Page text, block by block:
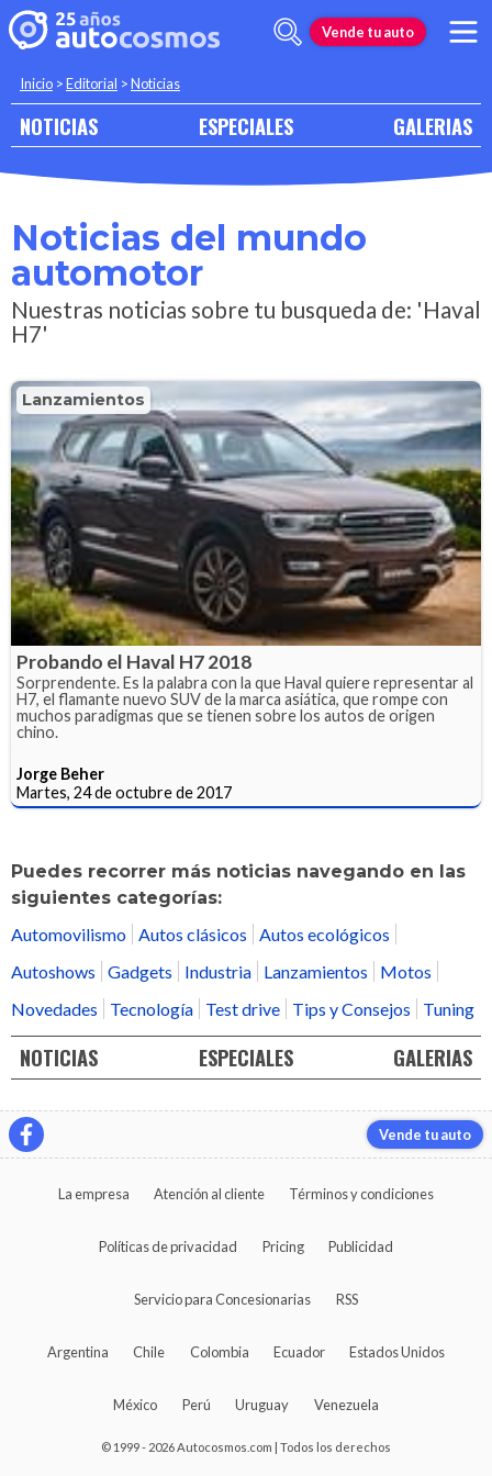
Vende tu auto
Inicio >Editorial >Noticias
NOTICIAS ESPECIALES GALERIAS
Noticias del mundo
automotor
Nuestras noticias sobre tu busqueda de: 'Haval
H7'
Lanzamientos
Probando el Haval H7 2018
Sorprendente. Es la palabra con la que Haval quiere representar al
H7, el flamante nuevo SUV de la marca asiática, que rompe con
muchos paradigmas que se tienen sobre los autos de origen
chino.
Jorge Beher
Martes, 24 de octubre de 2017
Puedes recorrer más noticias navegando en las
siguientes categorías:
Automovilismo Autos clásicos
Autos ecológicos
Autoshows
Gadgets Industria Lanzamientos
Motos
Novedades
Tecnología Test drive Tips y Consejos Tuning
NOTICIAS ESPECIALES GALERIAS
Vende tu auto
La empresa Atención al cliente Términos y condiciones
Políticas de privacidad Pricing Publicidad
Servicio para Concesionarias RSS
Argentina Chile Colombia Ecuador Estados Unidos
México Perú Uruguay Venezuela
© 1999 - 2026 Autocosmos.com | Todos los derechos